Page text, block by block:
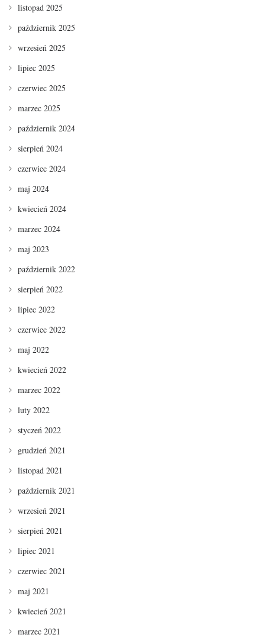
listopad 2025
październik 2025
wrzesień 2025
lipiec 2025
czerwiec 2025
marzec 2025
październik 2024
sierpień 2024
czerwiec 2024
maj 2024
kwiecień 2024
marzec 2024
maj 2023
październik 2022
sierpień 2022
lipiec 2022
czerwiec 2022
maj 2022
kwiecień 2022
marzec 2022
luty 2022
styczeń 2022
grudzień 2021
listopad 2021
październik 2021
wrzesień 2021
sierpień 2021
lipiec 2021
czerwiec 2021
maj 2021
kwiecień 2021
marzec 2021